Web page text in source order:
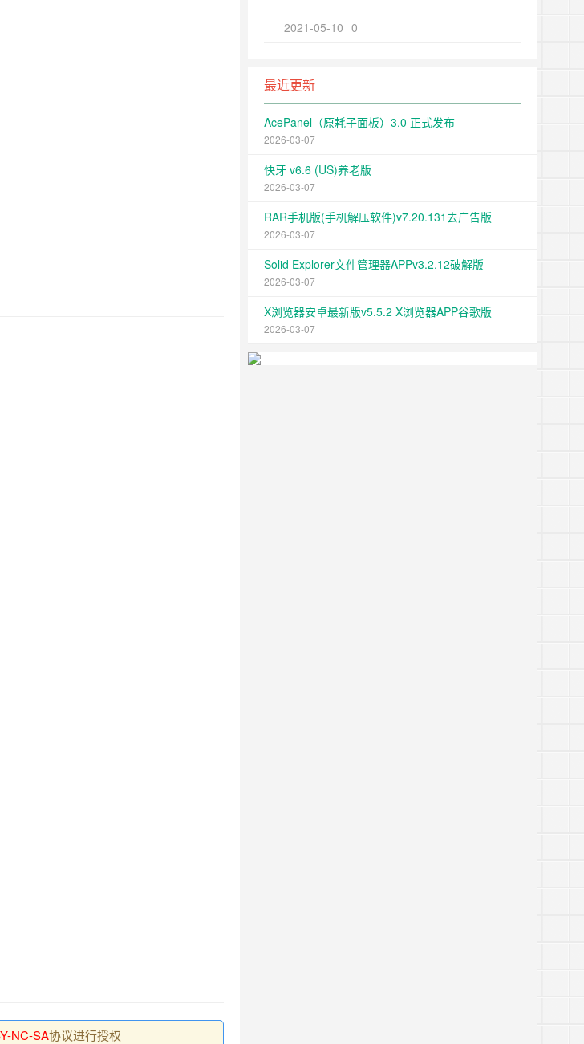
NC-SA协议进行授权
2021-05-10 0
最近更新
AcePanel（原耗子面板）3.0 正式发布
2026-03-07
快牙 v6.6 (US)养老版
2026-03-07
RAR手机版(手机解压软件)v7.20.131去广告版
2026-03-07
Solid Explorer文件管理器APPv3.2.12破解版
2026-03-07
X浏览器安卓最新版v5.5.2 X浏览器APP谷歌版
2026-03-07